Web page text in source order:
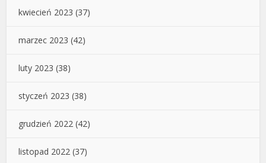
kwiecień 2023 (37)
marzec 2023 (42)
luty 2023 (38)
styczeń 2023 (38)
grudzień 2022 (42)
listopad 2022 (37)